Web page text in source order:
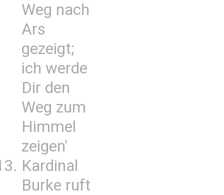
Weg nach
Ars
gezeigt;
ich werde
Dir den
Weg zum
Himmel
zeigen'
Kardinal
Burke ruft